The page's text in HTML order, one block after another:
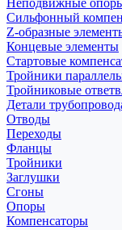
Неподвижные
Cильфонный
Z-образные
Концевые элементы
Стартовые
Тройники
Тройниковые
Детали
Отводы
Переходы
Фланцы
Тройники
Заглушки
Сгоны
Опоры
Компенсаторы